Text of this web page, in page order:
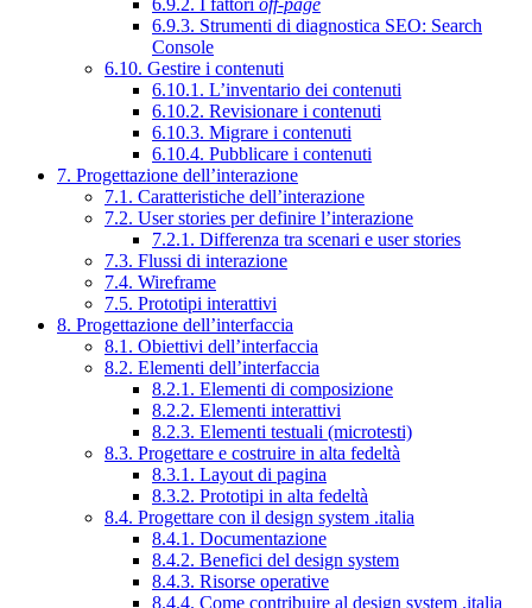
6.9.3. Strumenti di diagnostica SEO: Search
Console
6.10. Gestire i contenuti
6.10.1. L’inventario dei contenuti
6.10.2. Revisionare i contenuti
6.10.3. Migrare i contenuti
6.10.4. Pubblicare i contenuti
7. Progettazione dell’interazione
7.1. Caratteristiche dell’interazione
7.2. User stories per definire l’interazione
7.2.1. Differenza tra scenari e user stories
7.3. Flussi di interazione
7.4. Wireframe
7.5. Prototipi interattivi
8. Progettazione dell’interfaccia
8.1. Obiettivi dell’interfaccia
8.2. Elementi dell’interfaccia
8.2.1. Elementi di composizione
8.2.2. Elementi interattivi
8.2.3. Elementi testuali (microtesti)
8.3. Progettare e costruire in alta fedeltà
8.3.1. Layout di pagina
8.3.2. Prototipi in alta fedeltà
8.4. Progettare con il design system .italia
8.4.1. Documentazione
8.4.2. Benefici del design system
8.4.3. Risorse operative
8.4.4. Come contribuire al design system .italia